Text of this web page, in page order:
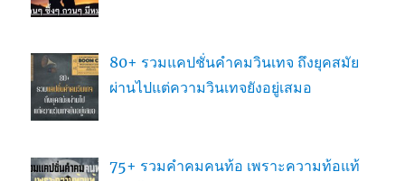
80+ รวมแคปชั่นคำคมวินเทจ ถึงยุคสมัย
ผ่านไปแต่ความวินเทจยังอยู่เสมอ
75+ รวมคำคมคนท้อ เพราะความท้อแท้